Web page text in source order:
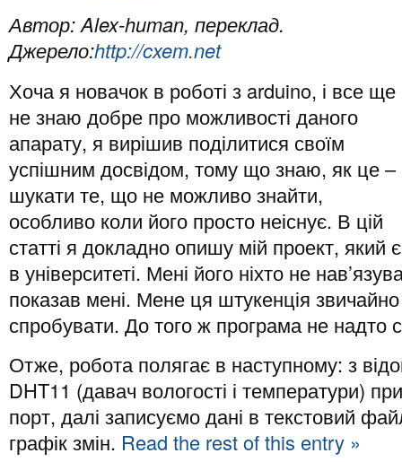
Автор: Alex-human, переклад.
Джерело:http://cxem.net
Хоча я новачок в роботі з arduino, і все ще
не знаю добре про можливості даного
апарату, я вирішив поділитися своїм
успішним досвідом, тому що знаю, як це –
шукати те, що не можливо знайти,
особливо коли його просто неіснує. В цій
статті я докладно опишу мій проект,
в університеті. Мені його ніхто не
показав мені. Мене ця штукенція
спробувати. До того ж програма не надто
Отже, робота полягає в наступному: з
DHT11 (давач вологості і температури)
порт, далі записуємо дані в текстовий
графік змін. Read the rest of this entry »